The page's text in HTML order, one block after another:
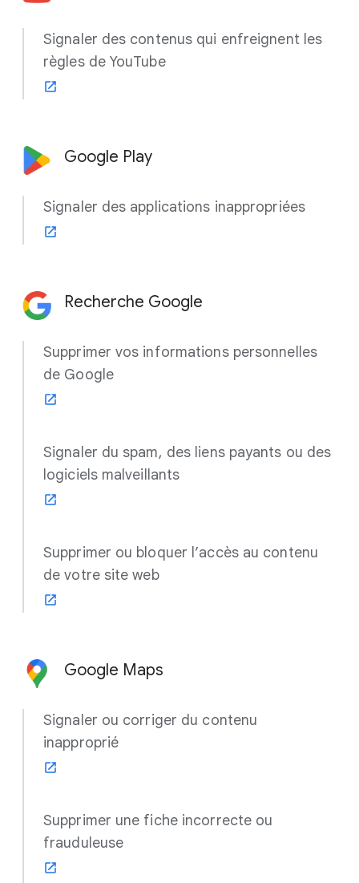
Signaler des contenus qui enfreignent les
règles de YouTube
Google Play
Signaler des applications inappropriées
Recherche Google
Supprimer vos informations personnelles
de Google
Signaler du spam, des liens payants ou des
logiciels malveillants
Supprimer ou bloquer l’accès au contenu
de votre site web
Google Maps
Signaler ou corriger du contenu
inapproprié
Supprimer une fiche incorrecte ou
frauduleuse